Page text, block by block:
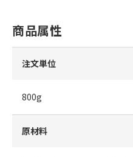
商品属性
注文単位
800g
原材料